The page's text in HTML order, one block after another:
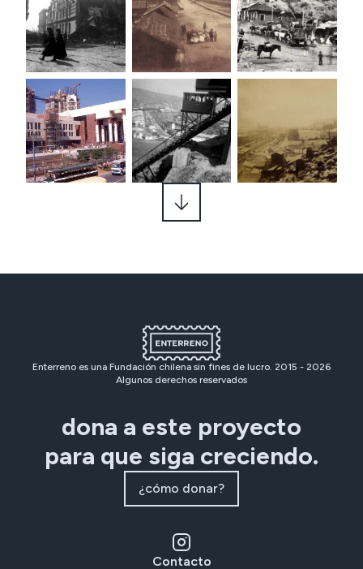
Enterreno es una Fundación chilena sin fines de lucro. 2015 - 2026
Algunos derechos reservados
dona a este proyecto
para que siga creciendo.
¿cómo donar?
Contacto